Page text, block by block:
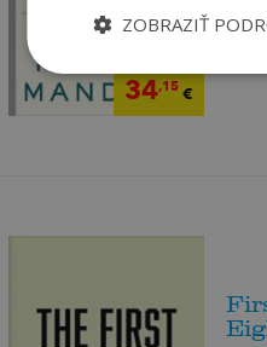
34,15€
ZOBRAZIŤ